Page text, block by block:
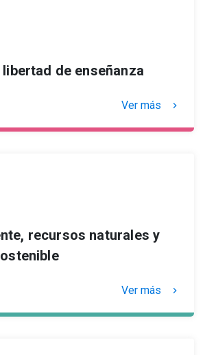
de enseñanza
Ver más keyboard_arrow_right
recursos naturales y
Ver más keyboard_arrow_right